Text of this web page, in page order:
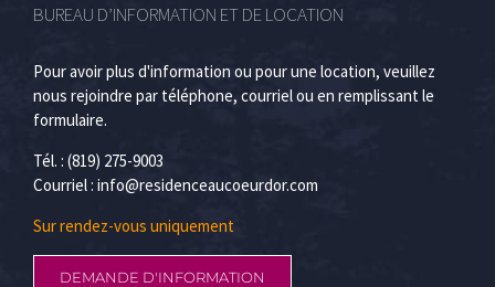
BUREAU D’INFORMATION ET DE LOCATION
Pour avoir plus d'information ou pour une location, veuillez
nous rejoindre par téléphone, courriel ou en remplissant le
formulaire.
Tél. : (819) 275-9003
Courriel : info@residenceaucoeurdor.com
Sur rendez-vous uniquement
DEMANDE D'INFORMATION